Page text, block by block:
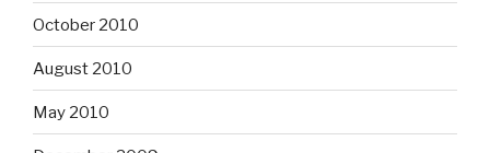
October 2010
August 2010
May 2010